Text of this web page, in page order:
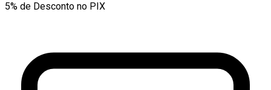
5% de Desconto no PIX